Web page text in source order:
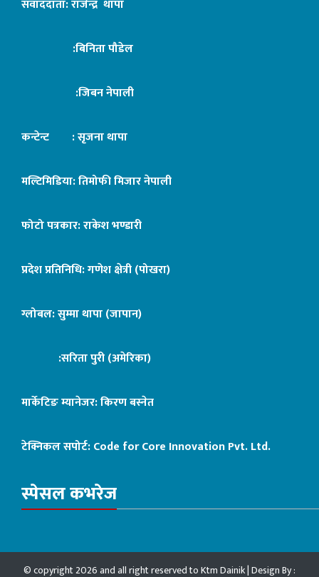
संवाददाता: राजेन्द्र थापा
:बिनिता पौडेल
:जिबन नेपाली
कन्टेन्ट : सृजना थापा
मल्टिमिडिया: तिमोफी मिजार नेपाली
फोटो पत्रकार: राकेश भण्डारी
प्रदेश प्रतिनिधि: गणेश क्षेत्री (पोखरा)
ग्लोबल: सुम्मा थापा (जापान)
:सरिता पुरी (अमेरिका)
मार्केटिङ म्यानेजर: किरण बस्नेत
टेक्निकल सपोर्ट:Code for Core Innovation Pvt. Ltd.
स्पेसल कभरेज
© copyright 2026 and all right reserved to Ktm Dainik | Design By :